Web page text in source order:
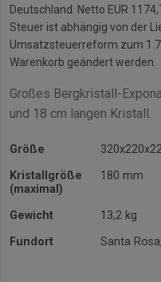
Deutschland. Netto EUR
Steuer ist abhängig von der
Umsatzsteuerreform zum
Warenkorb geändert werden.
Großes Bergkristall-
und 18 cm langen Kristall.
Größe
Kristallgröße
(maximal)
180 mm
Gewicht
13,2 kg
Fundort
Santa